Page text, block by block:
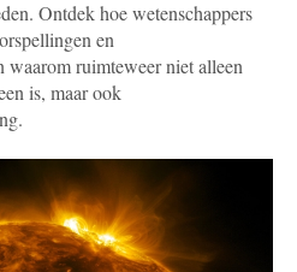
Ontdek hoe wetenschappers
en
waarom ruimteweer niet alleen
is, maar ook